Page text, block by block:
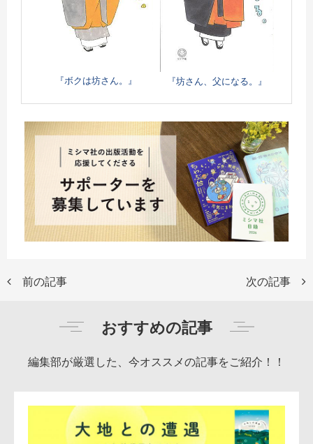
『ボクは坊さん。』 『坊さん、父になる。』
前の記事 次の記事
おすすめの記事
編集部が厳選した、今オススメの記事をご紹介！！